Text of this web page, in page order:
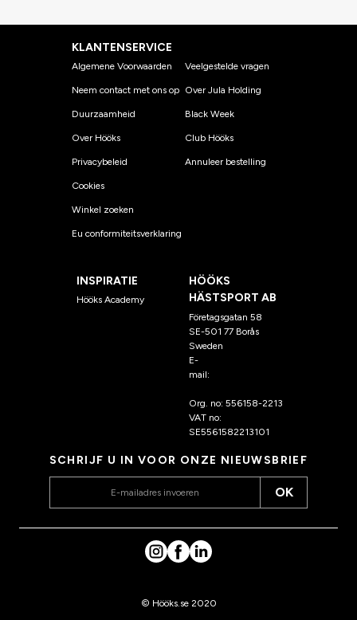
KLANTENSERVICE
Algemene Voorwaarden
Neem contact met ons op
Duurzaamheid
Over Hööks
Privacybeleid
Cookies
Winkel zoeken
Eu conformiteitsverklaring
Veelgestelde vragen
Over Jula Holding
Black Week
Club Hööks
Annuleer bestelling
INSPIRATIE
Hööks Academy
HÖÖKS
HÄSTSPORT AB
Företagsgatan 58
SE-501 77 Borås
Sweden
E-
mail:
Org. no: 556158-2213
VAT no:
SE5561582213101
SCHRIJF U IN VOOR ONZE NIEUWSBRIEF
OK
© Hööks.se 2020